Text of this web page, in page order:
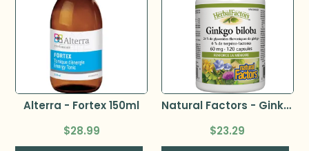
Alterra - Fortex 150ml
$28.99
Natural Factors - Ginkgo biloba 60 mg 120 capsules
$23.29